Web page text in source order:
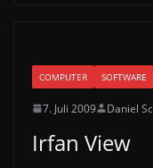
COMPUTER SOFTWARE
7. Juli 2009 Daniel
Irfan View